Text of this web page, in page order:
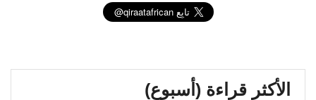
الأكثر قراءة (أسبوع)